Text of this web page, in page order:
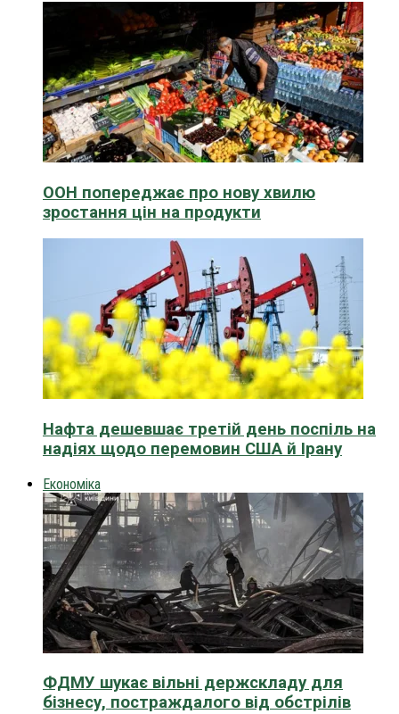
ООН попереджає про нову хвилю
зростання цін на продукти
Нафта дешевшає третій день поспіль на
надіях щодо перемовин США й Ірану
Економіка
ФДМУ шукає вільні держскладу для
бізнесу, постраждалого від обстрілів